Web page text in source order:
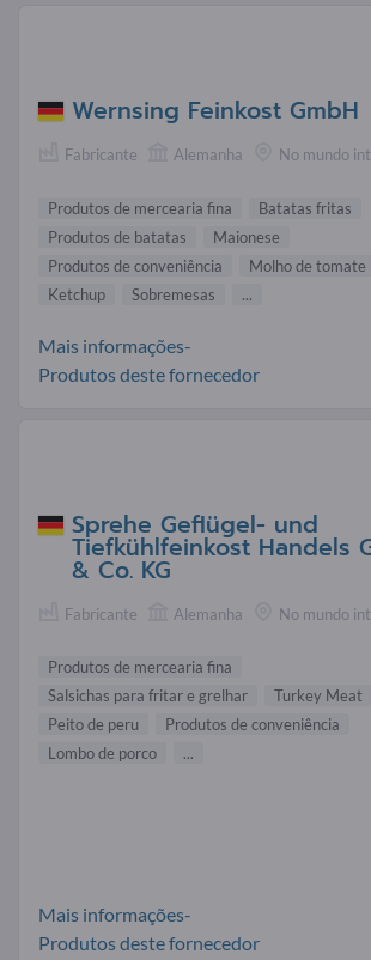
Wernsing Feinkost GmbH
Fabricante Alemanha No mundo
Produtos de mercearia fina
Batatas fritas
Produtos de batatas
Maionese
Produtos de conveniência
Molho de tomate
Ketchup
Sobremesas ...
Mais informações-
Produtos deste fornecedor
Sprehe Geflügel- und
Tiefkühlfeinkost Handels
& Co. KG
Fabricante Alemanha No mundo
Produtos de mercearia fina
Salsichas para fritar e grelhar
Turkey Meat
Peito de peru
Produtos de conveniência
Lombo de porco
...
Mais informações-
Produtos deste fornecedor